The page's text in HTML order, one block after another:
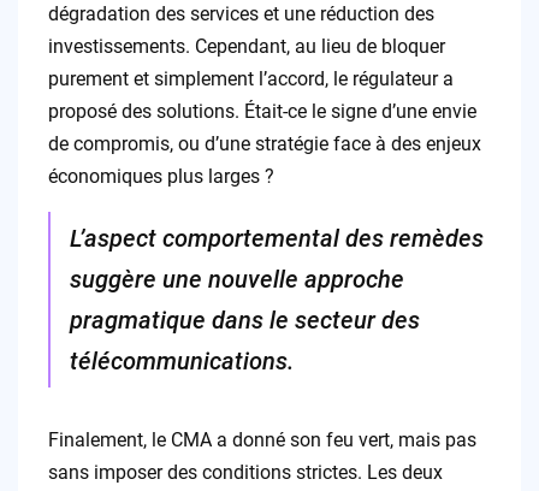
dégradation des services et une réduction des
investissements. Cependant, au lieu de bloquer
purement et simplement l’accord, le régulateur a
proposé des solutions. Était-ce le signe d’une envie
de compromis, ou d’une stratégie face à des enjeux
économiques plus larges ?
L’aspect comportemental des remèdes
suggère une nouvelle approche
pragmatique dans le secteur des
télécommunications.
Finalement, le CMA a donné son feu vert, mais pas
sans imposer des conditions strictes. Les deux